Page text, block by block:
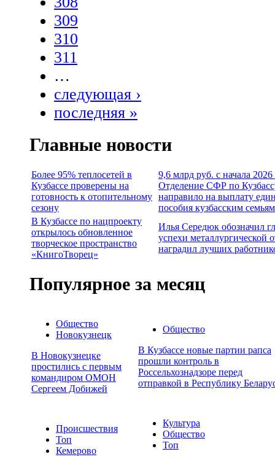
309
310
311
…
следующая ›
последняя »
Главные новости
Более 95% теплосетей в
Кузбассе проверены на
готовность к отопительному
сезону
9,6 млрд руб. с начала 2026
Отделение СФР по
направило на выплату
пособия кузбасским семьям
В Кузбассе по нацпроекту
открылось обновленное
творческое пространство
«КнигоТворец»
Илья Середюк обозначил
успехи металлургической
наградил лучших
Популярное за месяц
Общество
Новокузнецк
В Новокузнецке
простились с первым
командиром ОМОН
Сергеем Добижей
Общество
В Кузбассе новые партии рапса
прошли контроль в
Россельхознадзоре перед
отправкой в Республику
Происшествия
Топ
Кемерово
Культура
Общество
Топ